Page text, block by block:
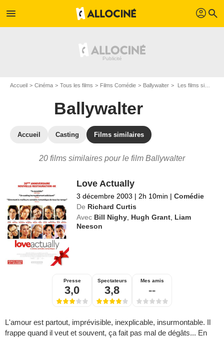
menu profil search
Accueil Cinéma Tous les films Films Comédie Ballywalter Les films similaires à "Ballywalter"
Ballywalter
Accueil Casting Films similaires
20 films similaires pour le film Ballywalter
Love Actually
3 décembre 2003 | 2h 10min | Comédie
De Richard Curtis
Avec Bill Nighy Hugh Grant Liam
Neeson
Presse
3,0
Spectateurs
3,8
Mes amis
--
L'amour est partout, imprévisible, inexplicable, insurmontable. Il
frappe quand il veut et souvent, ça fait pas mal de dégâts... En